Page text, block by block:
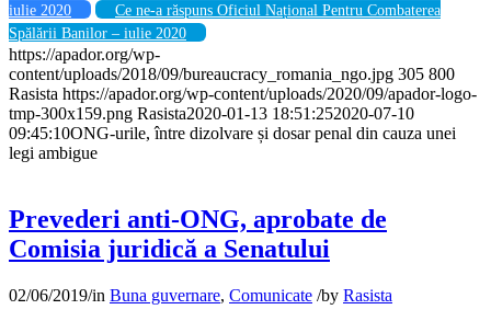
iulie 2020
Ce ne-a răspuns Oficiul Național Pentru Combaterea
Spălării Banilor – iulie 2020
https://apador.org/wp-
content/uploads/2018/09/bureaucracy_romania_ngo.jpg 305 800
Rasista https://apador.org/wp-content/uploads/2020/09/apador-logo-
tmp-300x159.png Rasista2020-01-13 18:51:252020-07-10
09:45:10ONG-urile, între dizolvare și dosar penal din cauza unei
legi ambigue
Prevederi anti-ONG, aprobate de
Comisia juridică a Senatului
02/06/2019/in Buna guvernare, Comunicate /by Rasista